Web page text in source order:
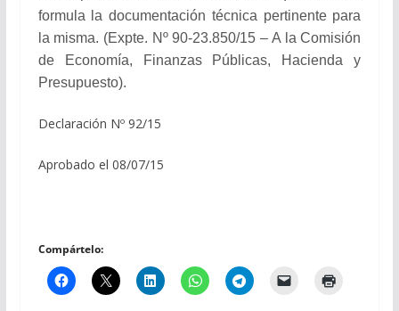
formula la documentación técnica pertinente para
la misma. (Expte. Nº 90-23.850/15 – A la Comisión
de Economía, Finanzas Públicas, Hacienda y
Presupuesto).
Declaración Nº 92/15
Aprobado el 08/07/15
Compártelo: